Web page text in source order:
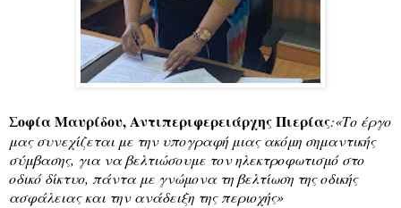
Σοφία Μαυρίδου, Αντιπεριφερειάρχης Πιερίας:«Το έργο
μας συνεχίζεται με την υπογραφή μιας ακόμη σημαντικής
σύμβασης, για να βελτιώσουμε τον ηλεκτροφωτισμό στο
οδικό δίκτυο, πάντα με γνώμονα τη βελτίωση της οδικής
ασφάλειας και την ανάδειξη της περιοχής»